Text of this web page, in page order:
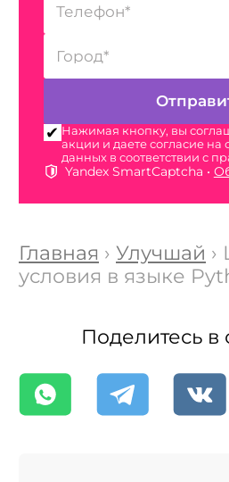
Нажимая кнопку, вы
акции и даете согласие на
данных в соответствии с
Yandex SmartCaptcha •
Главная › Улучшай ›
условия в языке
Поделитесь в